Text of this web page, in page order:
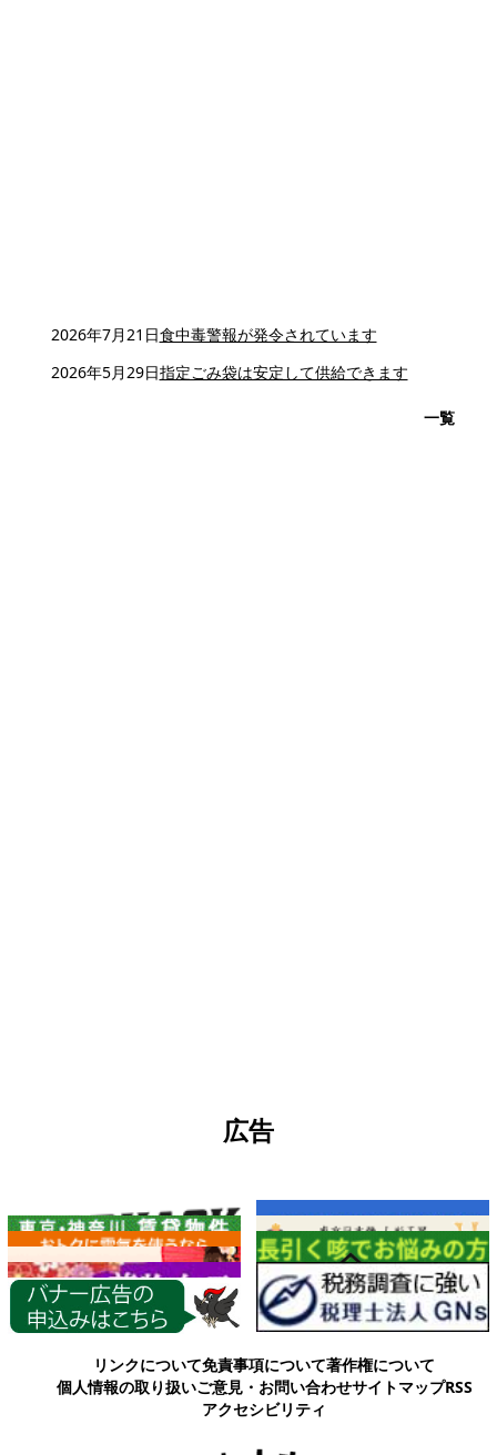
2026年7月21日食中毒警報が発令されています
2026年5月29日指定ごみ袋は安定して供給できます
一覧
広告
各種情報
リンクについて免責事項について著作権について
個人情報の取り扱いご意見・お問い合わせサイトマップRSS
アクセシビリティ